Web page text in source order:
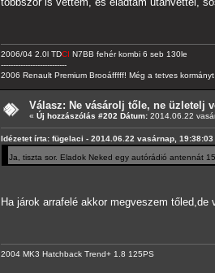
2006/04 2.0l TDCI N7BB fehér kombi 6 seb 130le
---------------------------
2006 Renault Premium Brooáfffff! Még a tetves
Válasz: Ne vásárolj tőle, ne üzletelj
« Új hozzászólás #202 Dátum: 2014.06.22
Idézetet írta: fügelaci - 2014.06.22 vasárnap, 19:38:03
Ja, tiszta sor. Eladok Neked egy autórádió antennát
Ha járok arrafelé akkor megveszem
2004 MK3 Hatchback Trend+ 1.8 125PS